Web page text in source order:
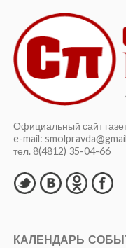
Официальный сайт
e-mail:
тел. 8(4812) 35-04-66
КАЛЕНДАРЬ